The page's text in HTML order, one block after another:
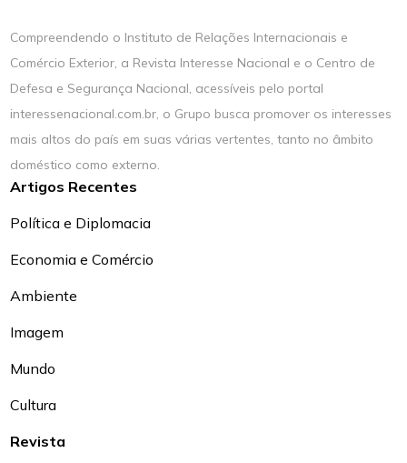
Compreendendo o Instituto de Relações Internacionais e
Comércio Exterior, a Revista Interesse Nacional e o Centro de
Defesa e Segurança Nacional, acessíveis pelo portal
interessenacional.com.br, o Grupo busca promover os interesses
mais altos do país em suas várias vertentes, tanto no âmbito
doméstico como externo.
Artigos Recentes
Política e Diplomacia
Economia e Comércio
Ambiente
Imagem
Mundo
Cultura
Revista